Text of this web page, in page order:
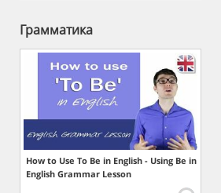
Грамматика
How to Use To Be in English - Using Be in
English Grammar Lesson